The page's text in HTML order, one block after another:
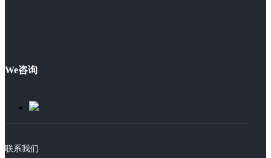
We咨询
联系我们